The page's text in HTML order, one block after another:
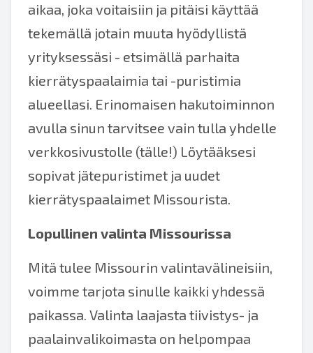
aikaa, joka voitaisiin ja pitäisi käyttää
tekemällä jotain muuta hyödyllistä
yrityksessäsi - etsimällä parhaita
kierrätyspaalaimia tai -puristimia
alueellasi. Erinomaisen hakutoiminnon
avulla sinun tarvitsee vain tulla yhdelle
verkkosivustolle (tälle!) Löytääksesi
sopivat jätepuristimet ja uudet
kierrätyspaalaimet Missourista.
Lopullinen valinta Missourissa
Mitä tulee Missourin valintavälineisiin,
voimme tarjota sinulle kaikki yhdessä
paikassa. Valinta laajasta tiivistys- ja
paalainvalikoimasta on helpompaa